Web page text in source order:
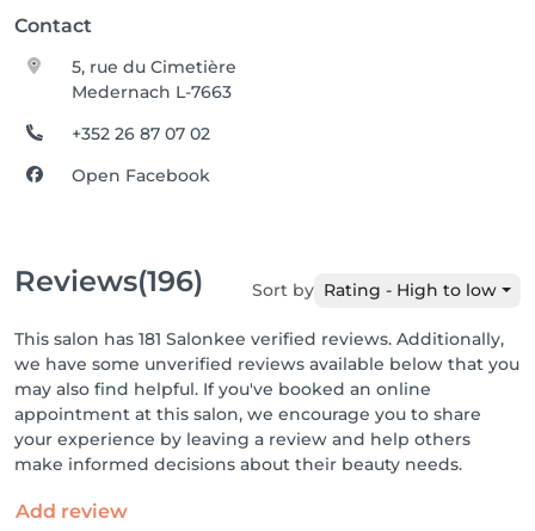
Contact
5, rue du Cimetière
Medernach L-7663
+352 26 87 07 02
Open Facebook
Reviews(196) Sort by Rating - High to low
This salon has 181 Salonkee verified reviews. Additionally,
we have some unverified reviews available below that you
may also find helpful. If you've booked an online
appointment at this salon, we encourage you to share
your experience by leaving a review and help others
make informed decisions about their beauty needs.
Add review